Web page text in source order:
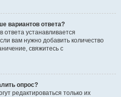
вариантов ответа?
ответа устанавливается
вам нужно добавить количество
свяжитесь с
опрос?
редактироваться только их